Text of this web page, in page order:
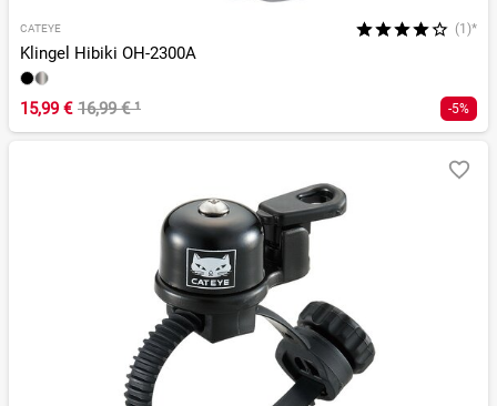
CATEYE (1)*
Klingel Hibiki OH-2300A
15,99 € 16,99 €¹ -5%